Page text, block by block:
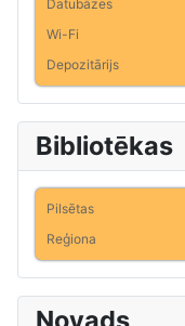
Datubāzes
Wi-Fi
Depozitārijs
Bibliotēkas
Pilsētas
Reģiona